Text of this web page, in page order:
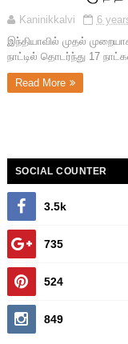
Kaninikkalvi
6
இந்தியாவில் முதல்
நாட்டில் தொடர்ந்து 17
Read More
SOCIAL COUNTER
3.5k
735
524
849